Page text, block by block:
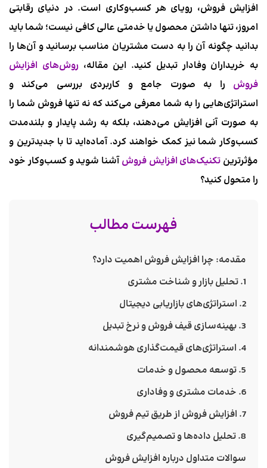
افزایش فروش، رویای هر کسب‌وکاری است. در دنیای رقابتی
امروز، تنها داشتن محصول یا خدمتی عالی کافی نیست؛ شما باید
بدانید چگونه آن را به دست مشتریان مناسب برسانید و آن‌ها را
به خریداران وفادار تبدیل کنید. این مقاله، روش‌های افزایش
فروش را به صورت جامع و کاربردی بررسی می‌کند و
استراتژی‌هایی را به شما معرفی می‌کند که نه تنها فروش شما را
به صورت آنی افزایش می‌دهند، بلکه به رشد پایدار و بلندمدت
کسب‌وکار شما نیز کمک خواهند کرد. آماده‌اید تا با جدیدترین و
مؤثرترین تکنیک‌های افزایش فروشآشنا شوید و کسب‌وکار خود
را متحول کنید؟
فهرست مطالب
مقدمه: چرا افزایش فروش اهمیت دارد؟
1. تحلیل بازار و شناخت مشتری
2. استراتژی‌های بازاریابی دیجیتال
3. بهینه‌سازی قیف فروش و نرخ تبدیل
4. استراتژی‌های قیمت‌گذاری هوشمندانه
5. توسعه محصول و خدمات
6. خدمات مشتری و وفاداری
7. افزایش فروش از طریق تیم فروش
8. تحلیل داده‌ها و تصمیم‌گیری
سوالات متداول درباره افزایش فروش